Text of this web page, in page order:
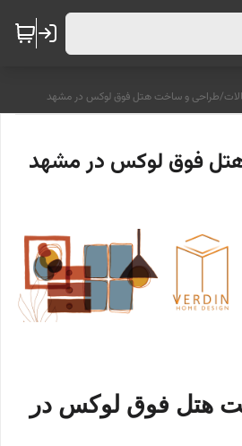
/طراحی و ساخت هتل فوق لوکس در مشهد
فوق لوکس در مشهد
هتل فوق لوکس در